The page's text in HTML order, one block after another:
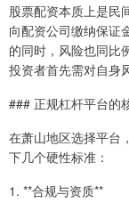
股票配资本质上是民
向配资公司缴纳保证
的同时，风险也同比
投资者首先需对自身
### 正规杠杆平台的
在萧山地区选择平台
下几个硬性标准：
1. **合规与资质**